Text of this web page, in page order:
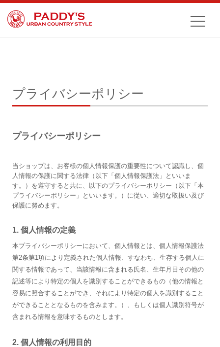
プライバシーポリシー
プライバシーポリシー
当ショップは、お客様の個人情報保護の重要性について認識し、個
人情報の保護に関する法律（以下「個人情報保護法」といいま
す。）を遵守すると共に、以下のプライバシーポリシー（以下「本
プライバシーポリシー」といいます。）に従い、適切な取扱い及び
保護に努めます。
1. 個人情報の定義
本プライバシーポリシーにおいて、個人情報とは、個人情報保護法
第2条第1項により定義された個人情報、すなわち、生存する個人に
関する情報であって、当該情報に含まれる氏名、生年月日その他の
記述等により特定の個人を識別することができるもの（他の情報と
容易に照合することができ、それにより特定の個人を識別すること
ができることとなるものを含みます。）、もしくは個人識別符号が
含まれる情報を意味するものとします。
2. 個人情報の利用目的